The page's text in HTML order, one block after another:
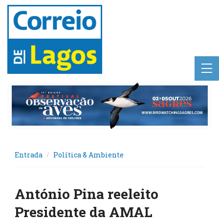
Entrada Política & Ambiente
António Pina reeleito
Presidente da AMAL